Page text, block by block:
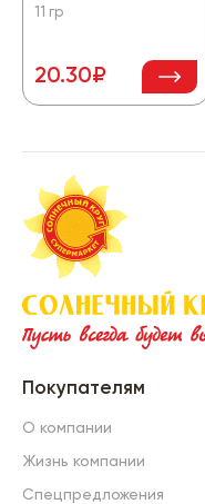
11 гр
20.30₽
Покупателям
О компании
Жизнь компании
Спецпредложения